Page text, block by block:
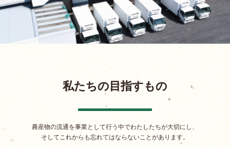
私たちの目指すもの
農産物の流通を事業として行う中でわたしたちが大切にし、
そしてこれからも忘れてはならないことがあります。